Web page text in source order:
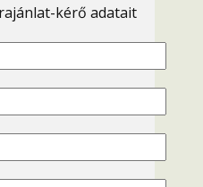
kérő adatait